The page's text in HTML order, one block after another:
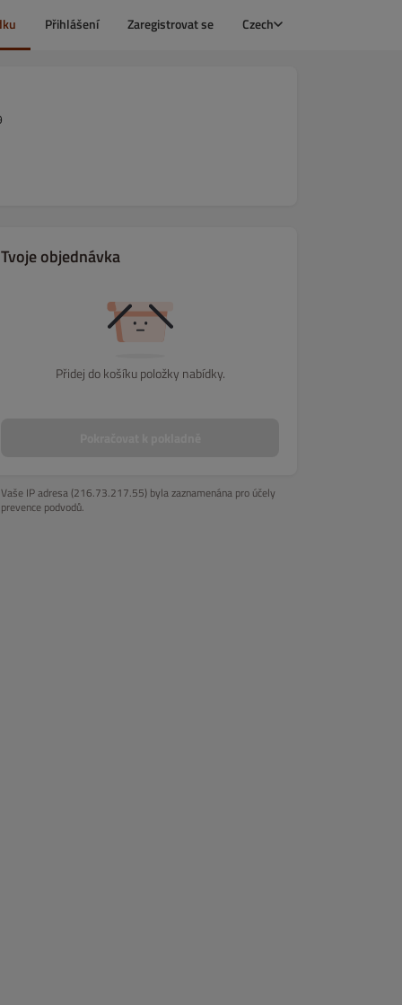
Přihlášení Zaregistrovat se Czech
Tvoje objednávka
Přidej do košíku položky nabídky.
Vaše IP adresa (216.73.217.55) byla zaznamenána pro účely
prevence podvodů.